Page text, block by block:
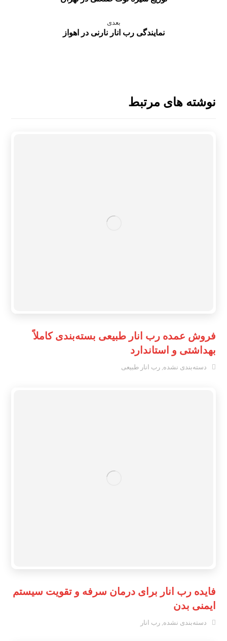
بعدی
نمایندگی رب انار نارنی در اهواز
نوشته های مرتبط
فروش عمده رب انار طبیعی بسته‌بندی کاملاً
بهداشتی و استاندارد
دسته‌بندی نشده ,رب انار طبیعی
فایده رب انار برای درمان سرفه و تقویت سیستم
ایمنی بدن
دسته‌بندی نشده,رب انار